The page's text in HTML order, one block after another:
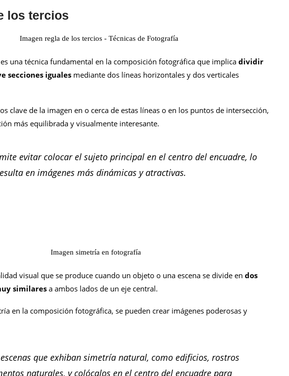
los tercios
es una técnica fundamental en la composición fotográfica que implica dividir
secciones iguales mediante dos líneas horizontales y dos verticales
clave de la imagen en o cerca de estas líneas o en los puntos de intersección,
más equilibrada y visualmente interesante.
evitar colocar el sujeto principal en el centro del encuadre, lo
en imágenes más dinámicas y atractivas.
visual que se produce cuando un objeto o una escena se divide en dos
similares a ambos lados de un eje central.
en la composición fotográfica, se pueden crear imágenes poderosas y
que exhiban simetría natural, como edificios, rostros
naturales, y colócalos en el centro del encuadre para